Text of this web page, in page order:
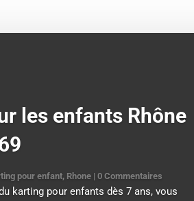
les enfants Rhône
pour enfant, Rhone| 0 Commentaires
karting pour enfants dès 7 ans, vous